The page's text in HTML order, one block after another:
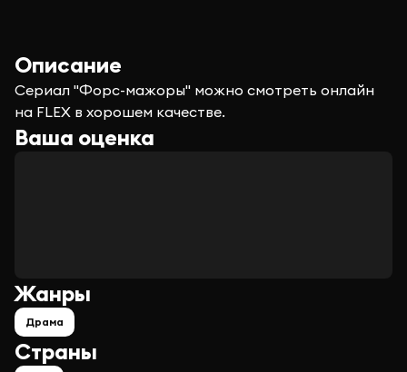
Описание
Сериал "Форс-мажоры" можно смотреть онлайн
на FLEX в хорошем качестве.
Ваша оценка
Страны
Жанры
Драма